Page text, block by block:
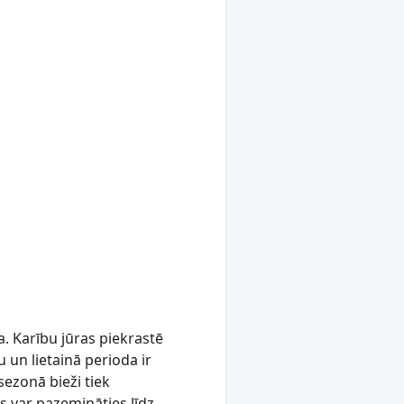
Karību jūras piekrastē
un lietainā perioda ir
bieži tiek